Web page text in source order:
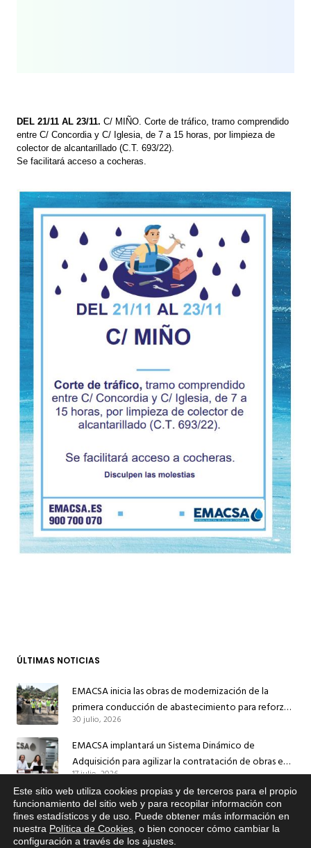
DEL 21/11 AL 23/11.C/ MIÑO. Corte de tráfico, tramo comprendido
entre C/ Concordia y C/ Iglesia, de 7 a 15 horas, por limpieza de
colector de alcantarillado (C.T. 693/22).
Se facilitará acceso a cocheras.
ÚLTIMAS NOTICIAS
EMACSA inicia las obras de modernización de la
primera conducción de abastecimiento para reforzar
el suministro de agua de Córdoba
30 julio, 2026
EMACSA implantará un Sistema Dinámico de
Adquisición para agilizar la contratación de obras en
sus redes e instalaciones
17 julio, 2026
EMACSA inicia hoy las obras de una nueva arteria de
abastecimiento y una red de agua no potable en
Ingeniero Ruiz de Azúa
13 julio, 2026
Este sitio web utiliza cookies propias y de terceros para el propio
funcionamiento del sitio web y para recopilar información con
fines estadísticos y de uso. Puede obtener más información en
nuestra Política de Cookies , o bien conocer cómo cambiar la
configuración a través de los ajustes
Si tiene cualquier duda sobre
EMACSA, haga click abajo.